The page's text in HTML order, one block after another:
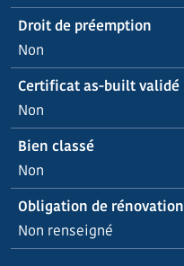
Droit de préemption
Non
Certificat as-built validé
Non
Bien classé
Non
Obligation de rénovation
Non renseigné